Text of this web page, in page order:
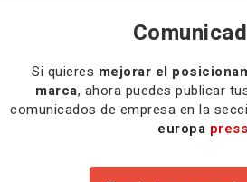
Si quieres mejorar el
marca, ahora puedes publicar
comunicados de empresa en la
europa press